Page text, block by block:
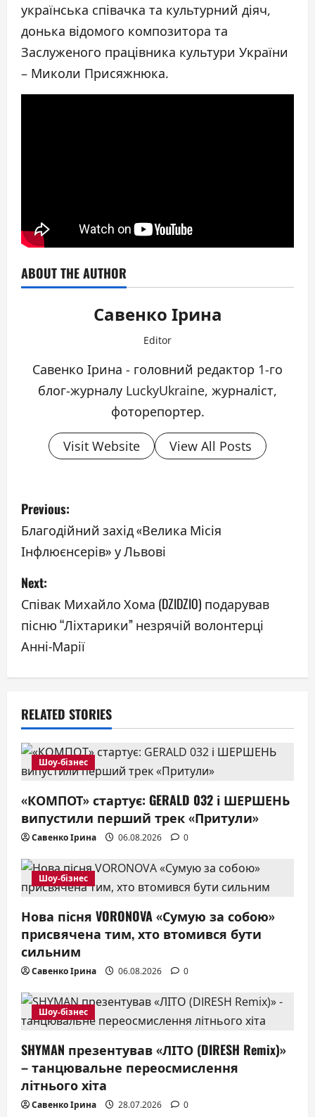
українська співачка та культурний діяч,
донька відомого композитора та
Заслуженого працівника культури України
– Миколи Присяжнюка.
ABOUT THE AUTHOR
Савенко Ірина
Editor
Савенко Ірина - головний редактор 1-го
блог-журналу LuckyUkraine, журналіст,
фоторепортер.
Visit Website View All Posts
P
o
s
t
n
a
v
i
g
a
t
i
o
n
Previous:
Благодійний захід «Велика Місія
Інфлюєнсерів» у Львові
Next:
Співак Михайло Хома (DZIDZIO) подарував
пісню “Ліхтарики” незрячій волонтерці
Анні-Марії
RELATED STORIES
Шоу-бізнес
«КОМПОТ» стартує: GERALD 032 і ШЕРШЕНЬ
випустили перший трек «Притули»
Савенко Ірина 06.08.2026 0
Шоу-бізнес
Нова пісня VORONOVA «Сумую за собою»
присвячена тим, хто втомився бути
сильним
Савенко Ірина 06.08.2026 0
Шоу-бізнес
SHYMAN презентував «ЛІТО (DIRESH Remix)»
– танцювальне переосмислення
літнього хіта
Савенко Ірина 28.07.2026 0